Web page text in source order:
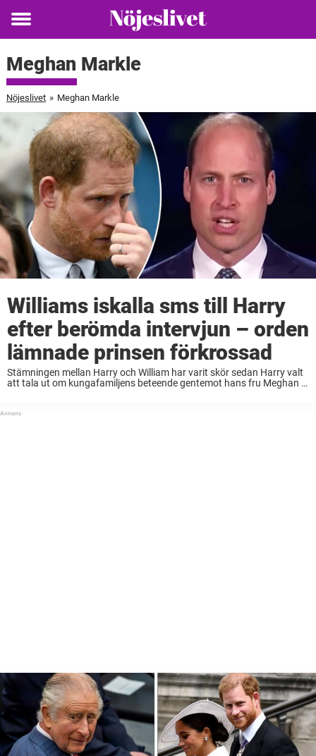
Toggle
Meghan Markle
Nöjeslivet » Meghan Markle
Williams iskalla sms till Harry
efter berömda intervjun – orden
lämnade prinsen förkrossad
Stämningen mellan Harry och William har varit skör sedan Harry valt
att tala ut om kungafamiljens beteende gentemot hans fru Meghan i